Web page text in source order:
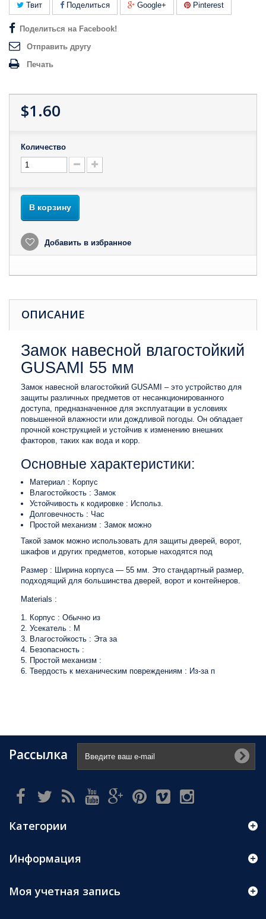
Твит Поделиться Google+ Pinterest
Поделиться на Facebook!
Отправить другу
Печать
$1.60
Количество
В корзину
Добавить в избранное
ОПИСАНИЕ
Замок навесной влагостойкий
GUSAMI 55 мм
Замок навесной влагостойкий GUSAMI – это устройство для
защиты различных предметов от несанкционированного
доступа, предназначенное для эксплуатации в условиях
повышенной влажности или дождливой погоды. Он обладает
прочной конструкцией и устойчив к изменению внешних
факторов, таких как вода и корр.
Основные характеристики:
Материал : Корпус
Влагостойкость : Замок
Устойчивость к кодировке : Использ.
Долговечность : Час
Простой механизм : Замок можно
Такой замок можно использовать для защиты дверей, ворот,
шкафов и других предметов, которые находятся под
Размер : Ширина корпуса — 55 мм. Это стандартный размер,
подходящий для большинства дверей, ворот и контейнеров.
Materials :
Корпус : Обычно из
Усекатель : M
Влагостойкость : Эта за
Безопасность :
Простой механизм :
Твердость к механическим повреждениям : Из-за п
Рассылка
Категории
Информация
Моя учетная запись